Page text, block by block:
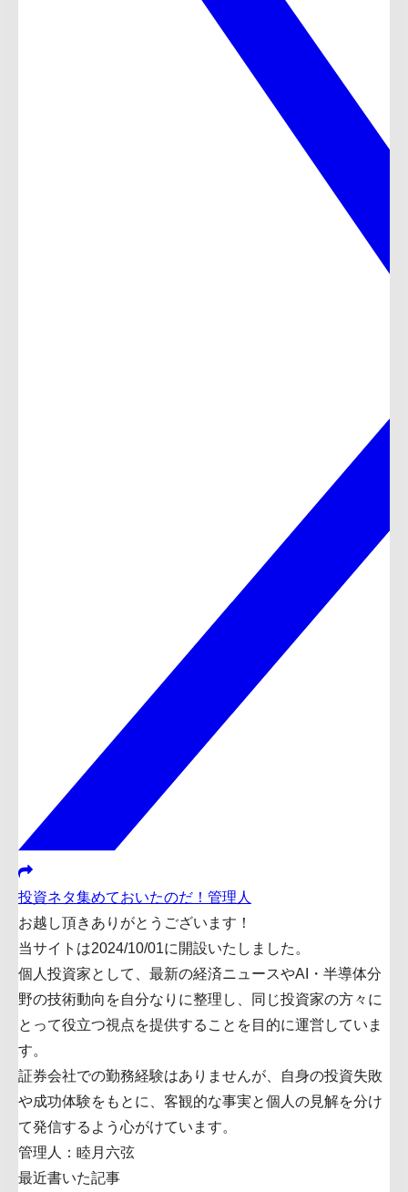
投資ネタ集めておいたのだ！管理人
お越し頂きありがとうございます！
当サイトは2024/10/01に開設いたしました。
個人投資家として、最新の経済ニュースやAI・半導体分
野の技術動向を自分なりに整理し、同じ投資家の方々に
とって役立つ視点を提供することを目的に運営していま
す。
証券会社での勤務経験はありませんが、自身の投資失敗
や成功体験をもとに、客観的な事実と個人の見解を分け
て発信するよう心がけています。
管理人：睦月六弦
最近書いた記事